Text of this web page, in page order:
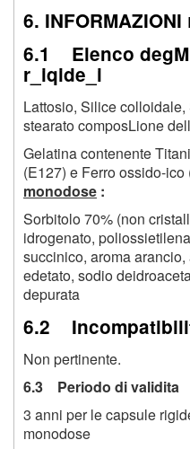
6.
6.1 Elenco
r_iqide_i
Lattosio, Silice
stearato composLione
Gelatina contenente
(E127) e Ferro ossido-ico
monodose :
Sorbitolo 70% (non
idrogenato,
succinico, aroma
edetato, sodio
depurata
6.2
Non pertinente.
6.3 Periodo di validita
3 anni per le capsule
monodose